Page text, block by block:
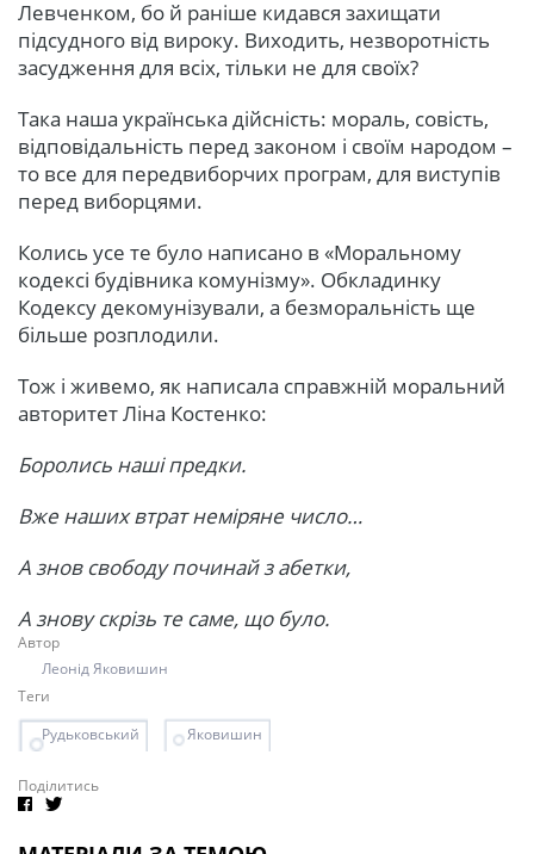
Левченком, бо й раніше кидався захищати
підсудного від вироку. Виходить, незворотність
засудження для всіх, тільки не для своїх?
Така наша українська дійсність: мораль, совість,
відповідальність перед законом і своїм народом –
то все для передвиборчих програм, для виступів
перед виборцями.
Колись усе те було написано в «Моральному
кодексі будівника комунізму». Обкладинку
Кодексу декомунізували, а безморальність ще
більше розплодили.
Тож і живемо, як написала справжній моральний
авторитет Ліна Костенко:
Боролись наші предки.
Вже наших втрат неміряне число…
А знов свободу починай з абетки,
А знову скрізь те саме, що було.
Автор
Леонід Яковишин
Теги
Рудьковський
Яковишин
Поділитись